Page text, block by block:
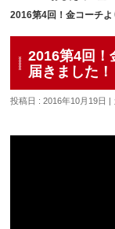
2016第4回！金コーチよ
2016第4回！
届きました！
投稿日 : 2016年10月19日 |